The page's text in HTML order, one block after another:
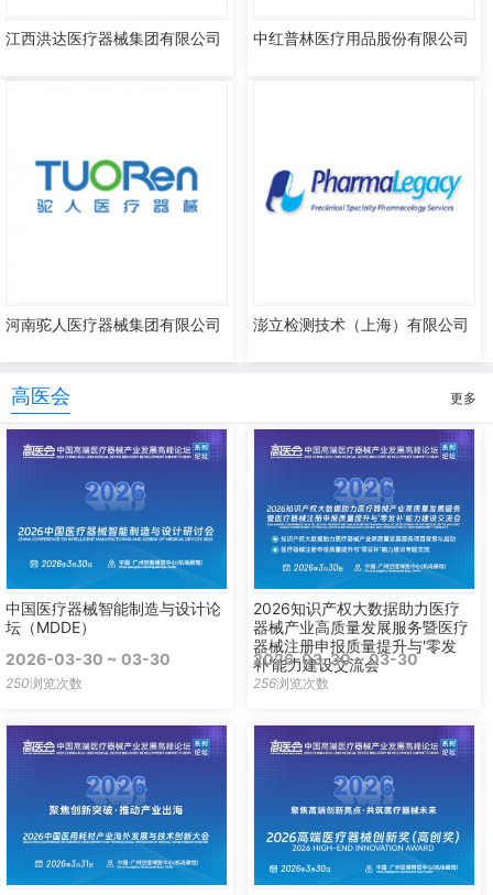
江西洪达医疗器械集团有限公司 中红普林医疗用品股份有限公司
河南驼人医疗器械集团有限公司 澎立检测技术（上海）有限公司
高医会 更多
中国医疗器械智能制造与设计论
坛（MDDE）
2026-03-30 ~ 03-30
250浏览次数
2026知识产权大数据助力医疗
器械产业高质量发展服务暨医疗
器械注册申报质量提升与'零发
补'能力建设交流会
2026-03-30 ~ 03-30
256浏览次数